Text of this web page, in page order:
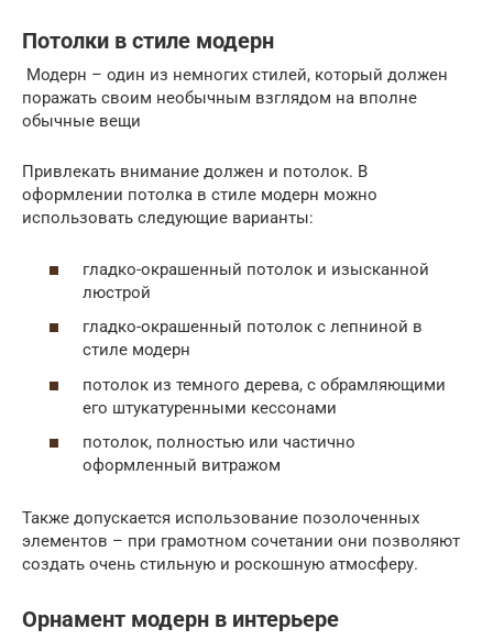
Потолки в стиле модерн
Модерн – один из немногих стилей, который должен
поражать своим необычным взглядом на вполне
обычные вещи
Привлекать внимание должен и потолок. В
оформлении потолка в стиле модерн можно
использовать следующие варианты:
гладко-окрашенный потолок и изысканной
люстрой
гладко-окрашенный потолок с лепниной в
стиле модерн
потолок из темного дерева, с обрамляющими
его штукатуренными кессонами
потолок, полностью или частично
оформленный витражом
Также допускается использование позолоченных
элементов – при грамотном сочетании они позволяют
создать очень стильную и роскошную атмосферу.
Орнамент модерн в интерьере